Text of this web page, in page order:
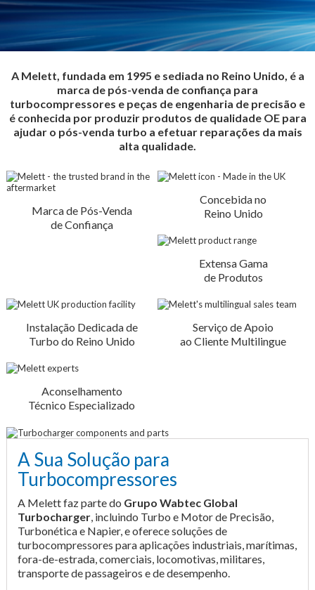
A Melett, fundada em 1995 e sediada no Reino Unido, é a
marca de pós-venda de confiança para
turbocompressores e peças de engenharia de precisão e
é conhecida por produzir produtos de qualidade OE para
ajudar o pós-venda turbo a efetuar reparações da mais
alta qualidade.
Marca de Pós-Venda
de Confiança
Concebida no
Reino Unido
Extensa Gama
de Produtos
Instalação Dedicada de
Turbo do Reino Unido
Serviço de Apoio
ao Cliente Multilingue
Aconselhamento
Técnico Especializado
A Sua Solução para
Turbocompressores
A Melett faz parte do Grupo Wabtec Global
Turbocharger, incluindo Turbo e Motor de Precisão,
Turbonética e Napier, e oferece soluções de
turbocompressores para aplicações industriais, marítimas,
fora-de-estrada, comerciais, locomotivas, militares,
transporte de passageiros e de desempenho.